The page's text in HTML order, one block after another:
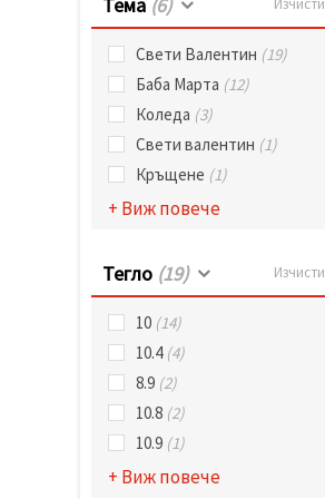
Свети Валентин (19)
Баба Марта (12)
Коледа (3)
Свети валентин (1)
Кръщене (1)
+ Виж повече
Тегло (19) Изчисти
10 (14)
10.4 (4)
8.9 (2)
10.8 (2)
10.9 (1)
+ Виж повече